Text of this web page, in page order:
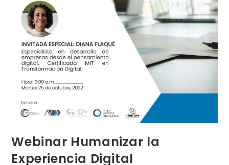
Webinar Humanizar la
Experiencia Digital